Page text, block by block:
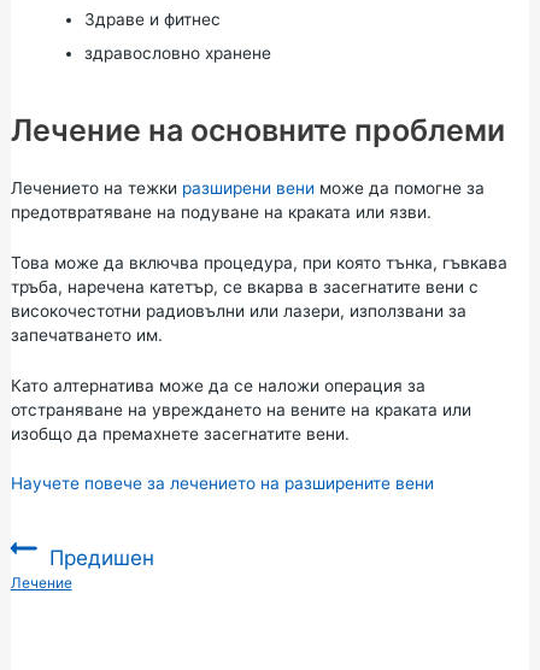
Здраве и фитнес
здравословно хранене
Лечение на основните проблеми
Лечението на тежки разширени вени може да помогне за
предотвратяване на подуване на краката или язви.
Това може да включва процедура, при която тънка, гъвкава
тръба, наречена катетър, се вкарва в засегнатите вени с
високочестотни радиовълни или лазери, използвани за
запечатването им.
Като алтернатива може да се наложи операция за
отстраняване на увреждането на вените на краката или
изобщо да премахнете засегнатите вени.
Научете повече за лечението на разширените вени
Предишен
:Лечение